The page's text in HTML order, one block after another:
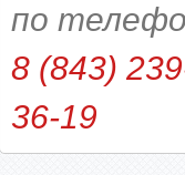
по
8 (843)
36-19